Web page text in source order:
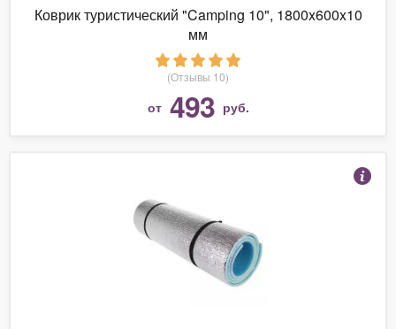
Коврик туристический "Camping 10", 1800x600x10
мм
(Отзывы 10)
от 493 руб.